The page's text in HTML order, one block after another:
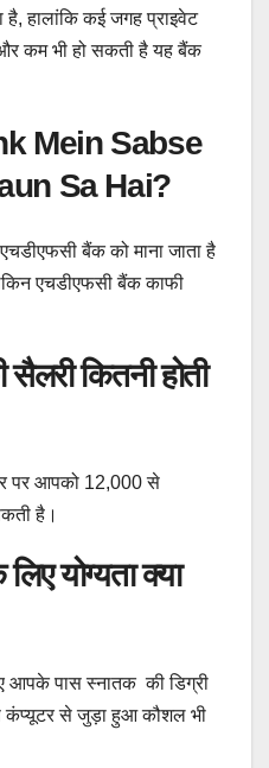
हालांकि कई जगह प्राइवेट
कम भी हो सकती है यह बैंक
Mein Sabse
Sa Hai?
बैंक को माना जाता है
एचडीएफसी बैंक काफी
कितनी होती
पर आपको 12,000 से
है।
योग्यता क्या
आपके पास स्नातक की डिग्री
कंप्यूटर से जुड़ा हुआ कौशल भी